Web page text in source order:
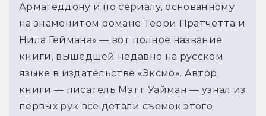
Армагеддону и по сериалу, основанному
на знаменитом романе Терри Пратчетта и
Нила Геймана» — вот полное название
книги, вышедшей недавно на русском
языке в издательстве «Эксмо». Автор
книги — писатель Мэтт Уайман — узнал из
первых рук все детали съемок этого